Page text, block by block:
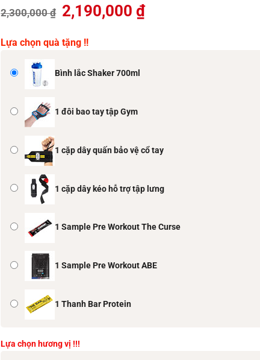
2,300,000₫ Giá
gốc
2,300,000 ₫.
2,190,000₫Giá
Lựa chọn quà tặng !!
Bình lắc Shaker 700ml
1 đôi bao tay tập Gym
1 cặp dây quấn bảo vệ cổ tay
1 cặp dây kéo hỗ trợ tập lưng
1 Sample Pre Workout The Curse
1 Sample Pre Workout ABE
1 Thanh Bar Protein
Lựa chọn hương vị !!!